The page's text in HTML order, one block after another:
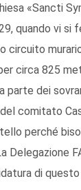
«Sancti
quando vi si
circuito
circa 825
parte dei
comitato
perché
Delegazione
di questo